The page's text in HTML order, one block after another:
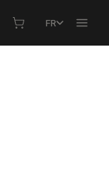
FR